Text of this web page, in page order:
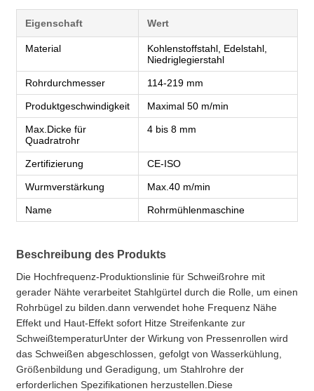
Eigenschaft Wert
Material
Kohlenstoffstahl, Edelstahl,
Niedriglegierstahl
Rohrdurchmesser 114-219 mm
Produktgeschwindigkeit Maximal 50 m/min
Max.Dicke für
Quadratrohr
4 bis 8 mm
Zertifizierung CE-ISO
Wurmverstärkung Max.40 m/min
Name Rohrmühlenmaschine
Beschreibung des Produkts
Die Hochfrequenz-Produktionslinie für Schweißrohre mit
gerader Nähte verarbeitet Stahlgürtel durch die Rolle, um einen
Rohrbügel zu bilden.dann verwendet hohe Frequenz Nähe
Effekt und Haut-Effekt sofort Hitze Streifenkante zur
SchweißtemperaturUnter der Wirkung von Pressenrollen wird
das Schweißen abgeschlossen, gefolgt von Wasserkühlung,
Größenbildung und Geradigung, um Stahlrohre der
erforderlichen Spezifikationen herzustellen.Diese